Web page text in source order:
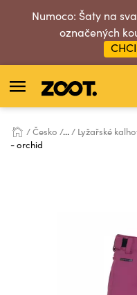
Numoco: Šaty na
označených
Česko ... Lyžařské
- orchid